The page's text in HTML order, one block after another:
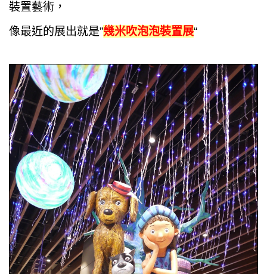
裝置藝術，
像最近的展出就是”幾米吹泡泡裝置展“